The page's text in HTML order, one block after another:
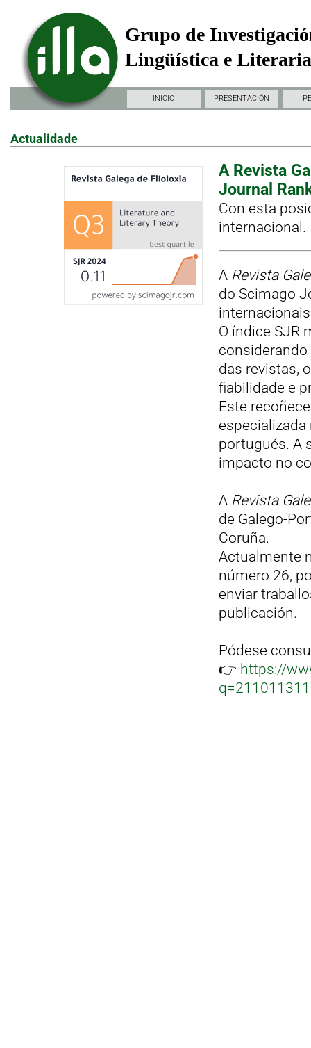
Grupo de
Lingüística e
INICIO PRESENTACIÓN
Actualidade
A Revista
Journal
Con esta
internacional.
A Revista
do Scimago
O índice SJR
das revistas,
fiabilidade e
Este
portugués. A
impacto no
A Revista
de Galego-
Coruña.
Actualmente
número 26,
enviar
publicación.
Pódese
👉 https://